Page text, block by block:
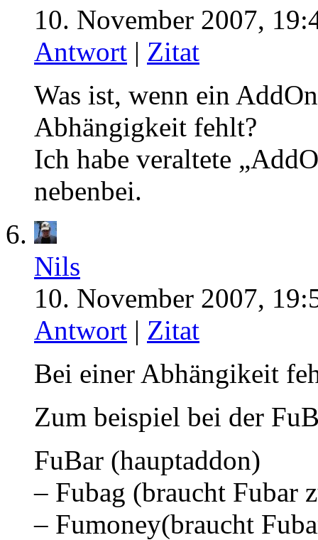
10. November 2007,
Antwort | Zitat
Was ist, wenn ein
Abhängigkeit fehlt?
Ich habe veraltete
nebenbei.
Nils
10. November 2007,
Antwort | Zitat
Bei einer Abhängikeit
Zum beispiel bei der
FuBar (hauptaddon)
– Fubag (braucht Fubar
– Fumoney(braucht